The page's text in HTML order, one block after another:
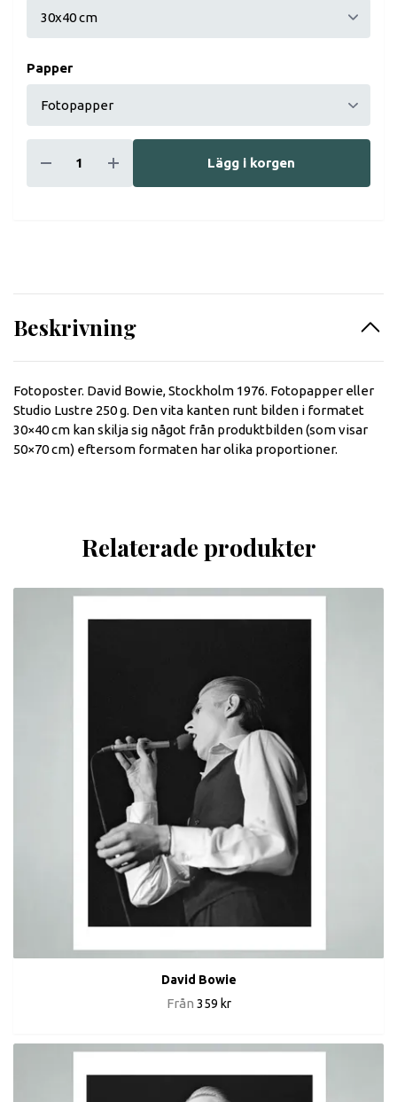
Papper
Lägg i korgen
Beskrivning
Fotoposter. David Bowie, Stockholm 1976. Fotopapper eller
Studio Lustre 250 g. Den vita kanten runt bilden i formatet
30×40 cm kan skilja sig något från produktbilden (som visar
50×70 cm) eftersom formaten har olika proportioner.
Relaterade produkter
David Bowie
Från 359 kr